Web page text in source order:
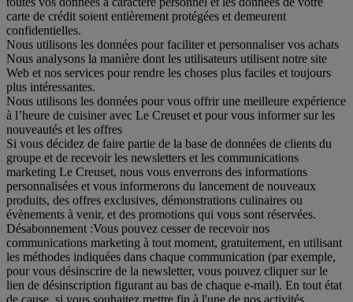
carte de crédit soient entièrement protégées et demeurent
confidentielles.
Nous utilisons les données pour faciliter et personnaliser vos achats
Nous analysons la manière dont les utilisateurs utilisent notre site
Web et nos services pour rendre les choses plus faciles et toujours
plus intéressantes.
Nous utilisons les données pour vous offrir une meilleure expérience
à l’heure de cuisiner avec Le Creuset et pour vous informer sur les
nouveautés et les offres
Si vous décidez de faire partie de la base de données de clients du
groupe et de recevoir les newsletters et les communications
marketing Le Creuset, nous vous enverrons des informations
personnalisées et vous informerons du lancement de nouveaux
produits, des offres exclusives, démonstrations culinaires ou
évènements à venir, et des promotions qui vous sont réservées.
Désabonnement :Vous pouvez cesser de recevoir nos
communications marketing à tout moment, gratuitement, en utilisant
les méthodes indiquées dans chaque communication (par exemple,
pour vous désinscrire de la newsletter, vous pouvez cliquer sur le
lien de désinscription figurant au bas de chaque e-mail). En tout état